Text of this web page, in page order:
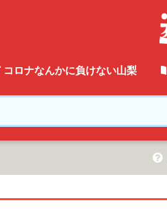
コロナなんかに負けない山梨